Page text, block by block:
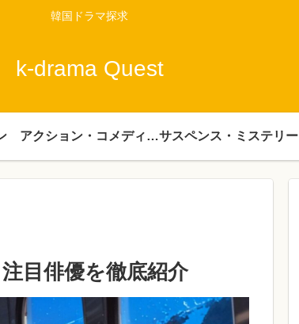
韓国ドラマ探求
k-drama Quest
アクション・コメディー・時代劇サスペンス・ミステリー
目俳優を徹底紹介